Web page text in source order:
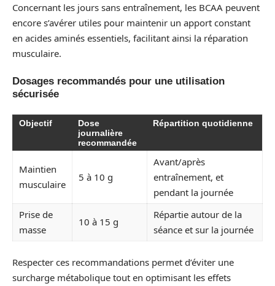
Concernant les jours sans entraînement, les BCAA peuvent
encore s’avérer utiles pour maintenir un apport constant
en acides aminés essentiels, facilitant ainsi la réparation
musculaire.
Dosages recommandés pour une utilisation
sécurisée
Objectif
Dose
journalière
recommandée
Répartition quotidienne
Maintien
musculaire
5 à 10 g
Avant/après
entraînement, et
pendant la journée
Prise de
masse
10 à 15 g
Répartie autour de la
séance et sur la journée
Respecter ces recommandations permet d’éviter une
surcharge métabolique tout en optimisant les effets